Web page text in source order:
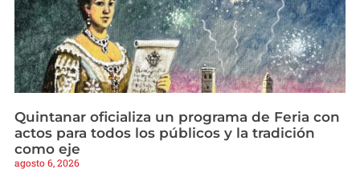
Quintanar oficializa un programa de Feria con
actos para todos los públicos y la tradición
como eje
agosto 6, 2026